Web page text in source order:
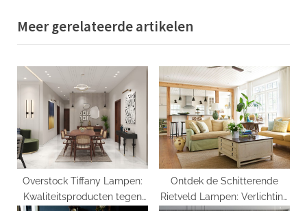
i
o
u
s
P
o
s
t
:
t
P
o
t
Meer gerelateerde artikelen
Overstock Tiffany Lampen:
Kwaliteitsproducten tegen
Ontdek de Schitterende
Rietveld Lampen: Verlichting